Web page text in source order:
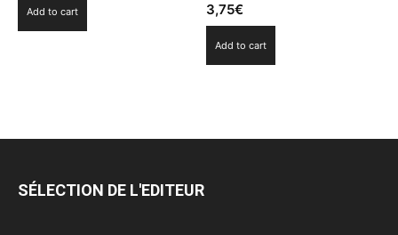
Add to cart 3,75€
Add to cart
SÉLECTION DE L'EDITEUR